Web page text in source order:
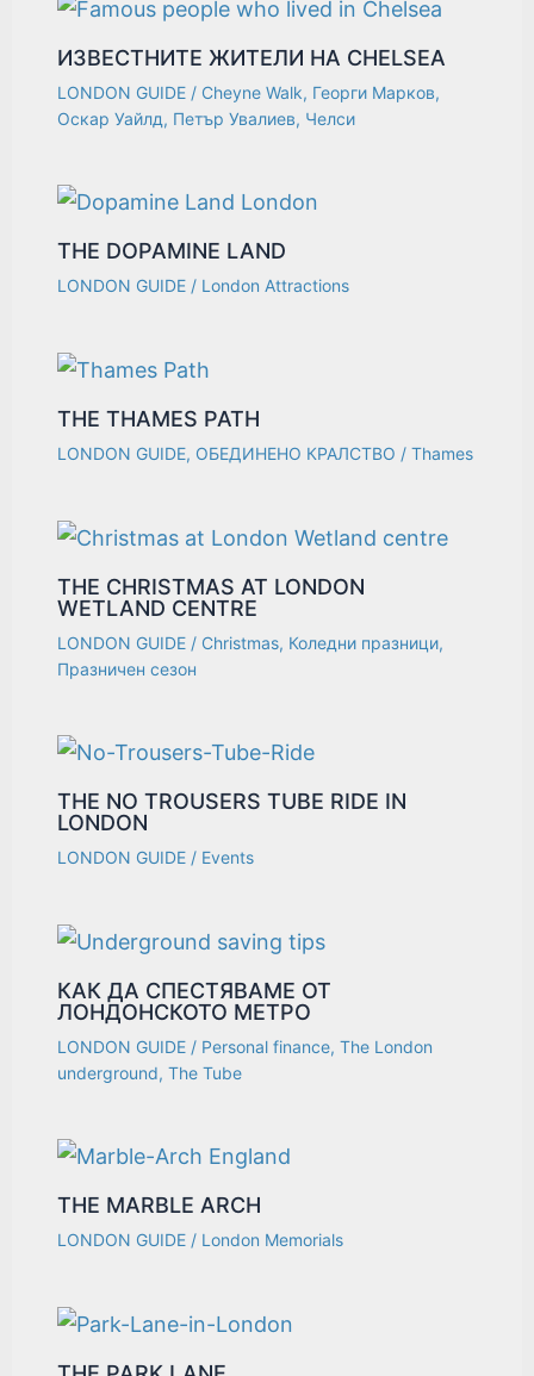
ИЗВЕСТНИТЕ ЖИТЕЛИ НА CHELSEA
LONDON GUIDE / Cheyne Walk, Георги Марков,
Оскар Уайлд, Петър Увалиев, Челси
THE DOPAMINE LAND
LONDON GUIDE / London Attractions
THE THAMES PATH
LONDON GUIDE, ОБЕДИНЕНО КРАЛСТВО /Thames
THE CHRISTMAS AT LONDON
WETLAND CENTRE
LONDON GUIDE / Christmas, Коледни празници,
Празничен сезон
THE NO TROUSERS TUBE RIDE IN
LONDON
LONDON GUIDE / Events
КАК ДА СПЕСТЯВАМЕ ОТ
ЛОНДОНСКОТО МЕТРО
LONDON GUIDE / Personal finance,The London
underground,The Tube
THE MARBLE ARCH
LONDON GUIDE / London Memorials